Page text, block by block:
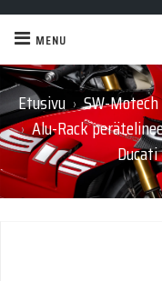
MENU
Etusivu › SW-Motech
› Alu-Rack